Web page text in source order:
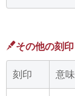
その他の刻印
刻印 意味